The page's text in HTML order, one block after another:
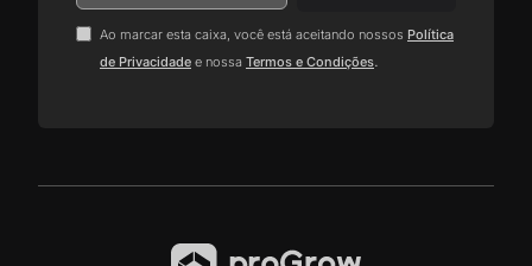
Ao marcar esta caixa, você está aceitando nossos Política
de Privacidade e nossa Termos e Condições.